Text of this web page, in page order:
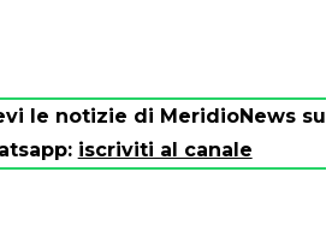
le notizie di MeridioNews su
iscriviti al canale